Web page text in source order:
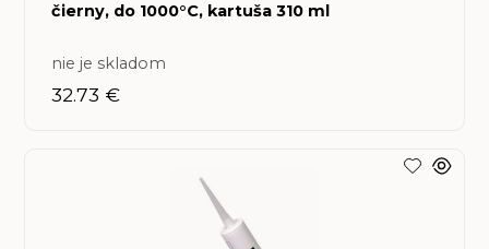
čierny, do 1000°C, kartuša 310 ml
nie je skladom
32.73 €